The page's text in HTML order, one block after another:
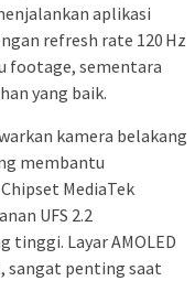
aplikasi
refresh rate 120 Hz
footage, sementara
yang baik.
kamera belakang
membantu
MediaTek
UFS 2.2
tinggi. Layar AMOLED
sangat penting saat